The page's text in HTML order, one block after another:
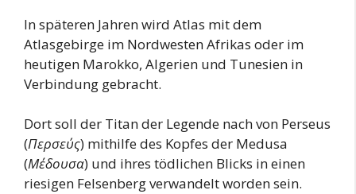
In späteren Jahren wird Atlas mit dem
Atlasgebirge im Nordwesten Afrikas oder im
heutigen Marokko, Algerien und Tunesien in
Verbindung gebracht.
Dort soll der Titan der Legende nach von Perseus
(Περσεύς) mithilfe des Kopfes der Medusa
(Μέδουσα) und ihres tödlichen Blicks in einen
riesigen Felsenberg verwandelt worden sein.